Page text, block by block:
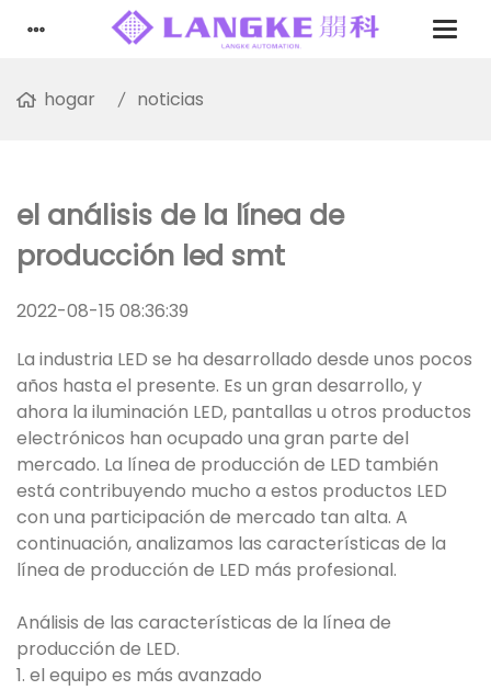
hogar noticias
el análisis de la línea de
producción led smt
2022-08-15 08:36:39
La industria LED se ha desarrollado desde unos pocos
años hasta el presente. Es un gran desarrollo, y
ahora la iluminación LED, pantallas u otros productos
electrónicos han ocupado una gran parte del
mercado. La línea de producción de LED también
está contribuyendo mucho a estos productos LED
con una participación de mercado tan alta. A
continuación, analizamos las características de la
línea de producción de LED más profesional.
Análisis de las características de la línea de
producción de LED.
1. el equipo es más avanzado